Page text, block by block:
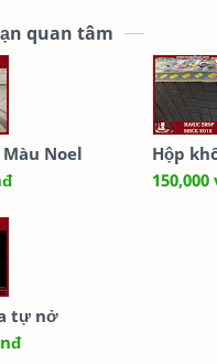
quan tâm
Noel
Hộp
tự nở